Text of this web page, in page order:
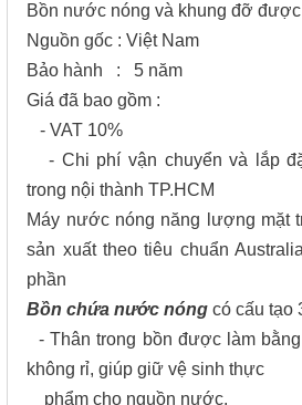
Bồn nước nóng và khung đỡ
Nguồn gốc : Việt Nam
Bảo hành : 5 năm
Giá đã bao gồm :
- VAT 10%
- Chi phí vận chuyển và lắp
trong nội thành TP.HCM
Máy nước nóng năng lượng mặt
sản xuất theo tiêu chuẩn
phần
Bồn chứa nước nóng có cấu tạo
- Thân trong bồn được làm
không rỉ, giúp giữ vệ sinh thực
phẩm cho nguồn nước.